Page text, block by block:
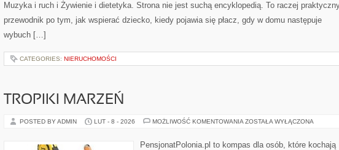
Muzyka i ruch i Żywienie i dietetyka. Strona nie jest suchą encyklopedią. To raczej
przewodnik po tym, jak wspierać dziecko, kiedy pojawia się płacz, gdy w domu następuje
wybuch […]
CATEGORIES: NIERUCHOMOŚCI
TROPIKI MARZEŃ
POSTED BY ADMIN LUT - 8 - 2026 MOŻLIWOŚĆ KOMENTOWANIA TROPIKI
ZOSTAŁA WYŁĄCZONA
PensjonatPolonia.pl to kompas dla osób, które kochają